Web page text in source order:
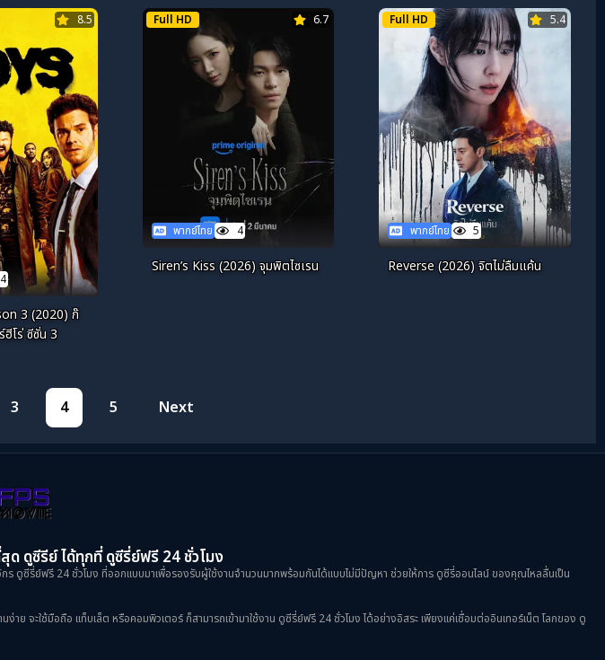
8.5
4
3 (2020) ก๊
ฮีโร่ ซีซั่น 3
Full HD 6.7
พากย์ไทย 4
Siren’s Kiss (2026) จุมพิตไซเรน
Full HD 5.4
พากย์ไทย 5
Reverse (2026) จิตไม่ลืมแค้น
3 4 5 Next
ดูซีรีย์ ได้ทุกที่ ดูซีรี่ย์ฟรี 24 ชั่วโมง
ดูซีรี่ย์ฟรี 24 ชั่วโมง ที่ออกแบบมาเพื่อรองรับผู้ใช้งานจำนวนมากพร้อมกันได้แบบไม่มีปัญหา ช่วยให้การ ดูซีรี่ออนไลน์ ของคุณไหลลื่นเป็น
ย จะใช้มือถือ แท็บเล็ต หรือคอมพิวเตอร์ ก็สามารถเข้ามาใช้งาน ดูซีรี่ย์ฟรี 24 ชั่วโมง ได้อย่างอิสระ เพียงแค่เชื่อมต่ออินเทอร์เน็ต โลกของ ดู